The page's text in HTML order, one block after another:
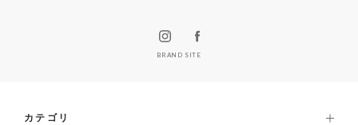
BRAND SITE
カテゴリ